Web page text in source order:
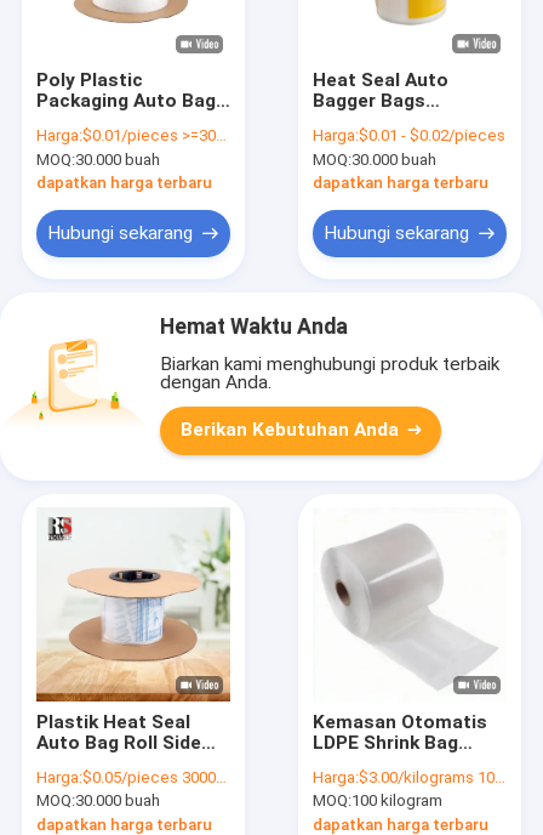
Poly Plastic
Packaging Auto Bag
Pakaian Anak Mesin
Penyegelan
Harga:$0.01/pieces >=30000 pieces
MOQ:30.000 buah
dapatkan harga terbaru
Hubungi sekarang
Heat Seal Auto
Bagger Bags
Opened Bag On A Roll
Custom Printed Logo
Harga:$0.01 - $0.02/pieces
MOQ:30.000 buah
dapatkan harga terbaru
Hubungi sekarang
Hemat Waktu Anda
Biarkan kami menghubungi produk terbaik
dengan Anda.
Berikan Kebutuhan Anda
Plastik Heat Seal
Auto Bag Roll Side
Pre Opened Bag
Harga:$0.05/pieces 30000-299999 pieces
MOQ:30.000 buah
dapatkan harga terbaru
Kemasan Otomatis
LDPE Shrink Bag
Industri Dan
Supermarket
Harga:$3.00/kilograms 100-999 kilograms
MOQ:100 kilogram
dapatkan harga terbaru